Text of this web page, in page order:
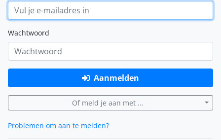
Wachtwoord
Aanmelden
Of meld je aan met ...
Problemen om aan te melden?